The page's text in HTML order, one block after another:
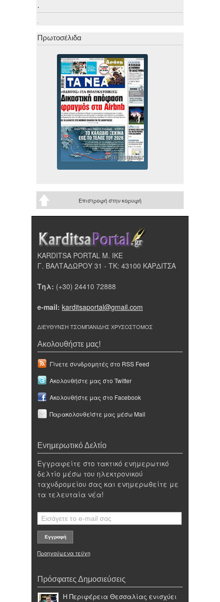
.
Πρωτοσέλιδα
Επιστροφή στην κορυφή
KARDITSA PORTAL Μ. ΙΚΕ
Γ. ΒΑΛΤΑΔΩΡΟΥ 31 - ΤΚ: 43100 ΚΑΡΔΙΤΣΑ
Τηλ: (+30) 24410 72888
e-mail: karditsaportal@gmail.com
ΔΙΕΥΘΥΝΣΗ ΤΣΟΜΠΑΝΙΔΗΣ ΧΡΥΣΟΣΤΟΜΟΣ
Ακολουθήστε μας!
Γίνετε συνδρομητές στο RSS Feed
Ακολουθήστε μας στο Twitter
Ακολουθήστε μας στο Facebook
Παρακολουθείστε μας μέσω Mail
Ενημερωτικό Δελτίο
Εγγραφείτε στο τακτικό ενημερωτικό
δελτίο μέσω του ηλεκτρονικού
ταχυδρομείου σας και ενημερωθείτε με
τα τελευταία νέα!
Προηγούμενα τεύχη
Πρόσφατες Δημοσιεύσεις
Η Περιφέρεια Θεσσαλίας ενισχύει